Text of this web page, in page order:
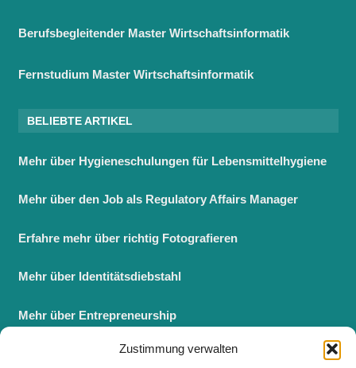
Zustimmung verwalten
Berufsbegleitender Master Wirtschaftsinformatik
Fernstudium Master Wirtschaftsinformatik
BELIEBTE ARTIKEL
Mehr über Hygieneschulungen für Lebensmittelhygiene
Mehr über den Job als Regulatory Affairs Manager
Erfahre mehr über richtig Fotografieren
Mehr über Identitätsdiebstahl
Mehr über Entrepreneurship
Berufsbegleitender Master BWL